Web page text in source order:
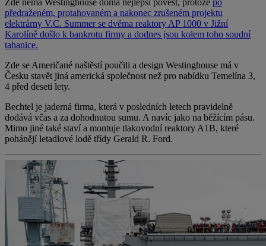
Zde nemá Westinghouse doma nejlepší pověst, protože po
předraženém, protahovaném a nakonec zrušeném projektu
elektrárny V.C. Summerse dvěma reaktory AP 1000 v Jižní
Karolíně došlo k bankrotu firmy a dodnes jsou kolem toho soudní
tahanice.
Zde se Američané naštěstí poučili a design Westinghouse má v
Česku stavět jiná americká společnost než pro nabídku Temelína 3,
4 před deseti lety.
Bechtel je jaderná firma, která v posledních letech pravidelně
dodává včas a za dohodnutou sumu. A navíc jako na běžícím pásu.
Mimo jiné také staví a montuje tlakovodní reaktory A1B, které
pohánějí letadlové lodě třídy Gerald R. Ford.